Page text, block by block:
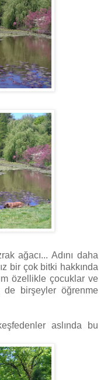
ağacı... Adını daha
bir çok bitki hakkında
özellikle çocuklar ve
birşeyler öğrenme
aslında bu